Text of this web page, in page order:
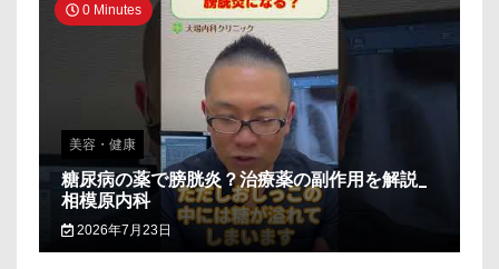
0 Minutes
美容・健康
糖尿病の薬で膀胱炎？治療薬の副作用を解説_
相模原内科
2026年7月23日